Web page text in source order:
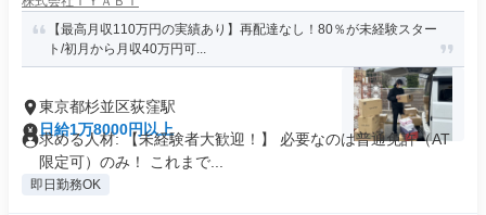
【最高月収110万円の実績あり】再配達なし！80％が未経験スター
ト/初月から月収40万円可...
東京都杉並区荻窪駅
日給1万8000円以上
求める人材: 【未経験者大歓迎！】 必要なのは普通免許（AT
限定可）のみ！ これまで...
即日勤務OK